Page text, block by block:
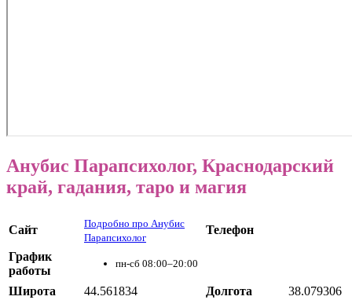
Анубис Парапсихолог, Краснодарский
край, гадания, таро и магия
Сайт
Подробно про Анубис
Парапсихолог
Телефон
График
работы
пн-сб 08:00–20:00
Широта 44.561834 Долгота
38.079306